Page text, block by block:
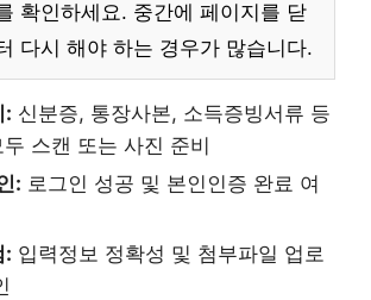
확인하세요. 중간에 페이지를 닫
다시 해야 하는 경우가 많습니다.
: 신분증, 통장사본, 소득증빙서류 등
스캔 또는 사진 준비
: 로그인 성공 및 본인인증 완료 여
: 입력정보 정확성 및 첨부파일 업로